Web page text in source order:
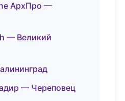
АрхПро —
— Великий
— Череповец